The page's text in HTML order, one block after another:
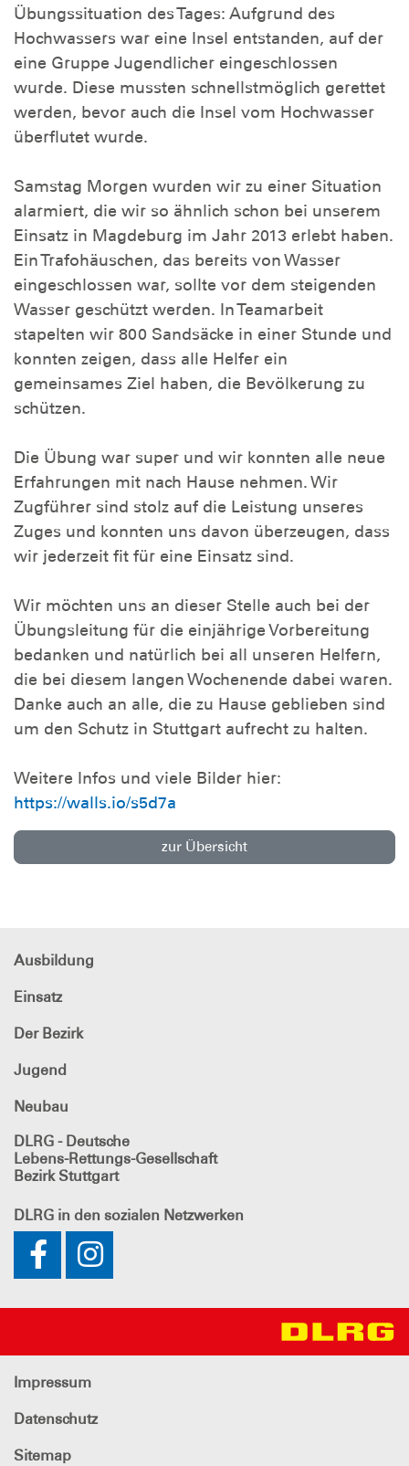
Übungssituation des Tages: Aufgrund des
Hochwassers war eine Insel entstanden, auf der
eine Gruppe Jugendlicher eingeschlossen
wurde. Diese mussten schnellstmöglich gerettet
werden, bevor auch die Insel vom Hochwasser
überflutet wurde.
Samstag Morgen wurden wir zu einer Situation
alarmiert, die wir so ähnlich schon bei unserem
Einsatz in Magdeburg im Jahr 2013 erlebt haben.
Ein Trafohäuschen, das bereits von Wasser
eingeschlossen war, sollte vor dem steigenden
Wasser geschützt werden. In Teamarbeit
stapelten wir 800 Sandsäcke in einer Stunde und
konnten zeigen, dass alle Helfer ein
gemeinsames Ziel haben, die Bevölkerung zu
schützen.
Die Übung war super und wir konnten alle neue
Erfahrungen mit nach Hause nehmen. Wir
Zugführer sind stolz auf die Leistung unseres
Zuges und konnten uns davon überzeugen, dass
wir jederzeit fit für eine Einsatz sind.
Wir möchten uns an dieser Stelle auch bei der
Übungsleitung für die einjährige Vorbereitung
bedanken und natürlich bei all unseren Helfern,
die bei diesem langen Wochenende dabei waren.
Danke auch an alle, die zu Hause geblieben sind
um den Schutz in Stuttgart aufrecht zu halten.
Weitere Infos und viele Bilder hier:
https://walls.io/s5d7a
zur Übersicht
Ausbildung
Einsatz
Der Bezirk
Jugend
Neubau
DLRG - Deutsche
Lebens-Rettungs-Gesellschaft
Bezirk Stuttgart
DLRG in den sozialen Netzwerken
Impressum
Datenschutz
Sitemap